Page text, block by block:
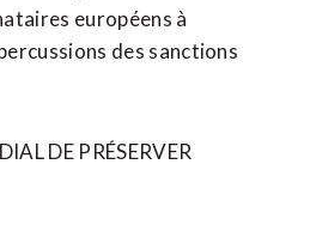
européens à
des sanctions
DE PRÉSERVER